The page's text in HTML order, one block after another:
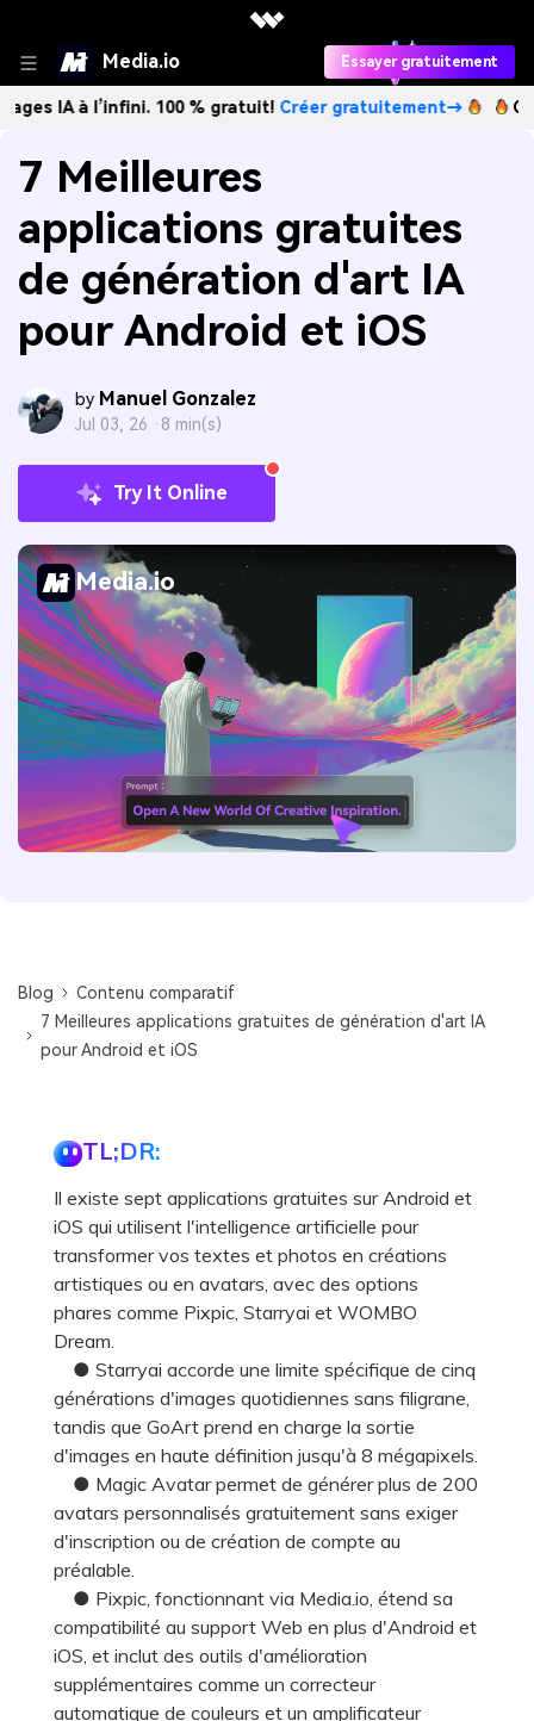
Media.io Essayer gratuitement
100 % gratuit! Créer gratuitement→ Créez des
7 Meilleures
applications gratuites
de génération d'art IA
pour Android et iOS
by Manuel Gonzalez
Jul 03, 26 · 8 min(s)
Try It Online
Media.io
Blog
Contenu comparatif
7 Meilleures applications gratuites de génération d'art IA
pour Android et iOS
TL;DR:
Il existe sept applications gratuites sur Android et
iOS qui utilisent l'intelligence artificielle pour
transformer vos textes et photos en créations
artistiques ou en avatars, avec des options
phares comme Pixpic, Starryai et WOMBO
Dream.
● Starryai accorde une limite spécifique de cinq
générations d'images quotidiennes sans filigrane,
tandis que GoArt prend en charge la sortie
d'images en haute définition jusqu'à 8 mégapixels.
● Magic Avatar permet de générer plus de 200
avatars personnalisés gratuitement sans exiger
d'inscription ou de création de compte au
préalable.
● Pixpic, fonctionnant via Media.io, étend sa
compatibilité au support Web en plus d'Android et
iOS, et inclut des outils d'amélioration
supplémentaires comme un correcteur
automatique de couleurs et un amplificateur